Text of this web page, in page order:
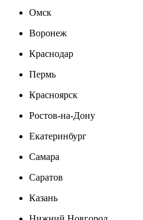
Омск
Воронеж
Краснодар
Пермь
Красноярск
Ростов-на-Дону
Екатеринбург
Самара
Саратов
Казань